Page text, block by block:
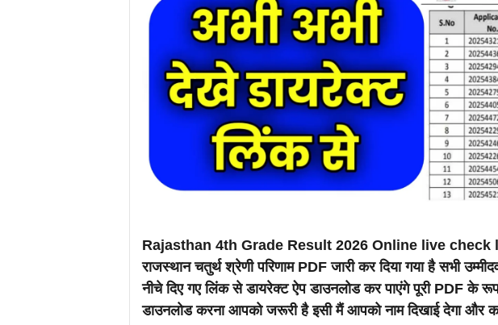
Rajasthan 4th Grade Result 2026 Online live check
राजस्थान चतुर्थ श्रेणी परिणाम PDF जारी कर दिया गया है सभी
नीचे दिए गए लिंक से डायरेक्ट ऐप डाउनलोड कर पाएंगे पूरी PDF के
डाउनलोड करना आपको जरूरी है इसी मैं आपको नाम दिखाई देगा और